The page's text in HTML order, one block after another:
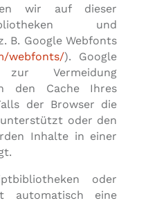
wir auf dieser
und
B. Google Webfonts
webfonts/). Google
Vermeidung
den Cache Ihres
der Browser die
oder den
Inhalte in einer
oder
automatisch eine